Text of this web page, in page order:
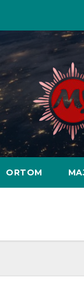
ORTOM